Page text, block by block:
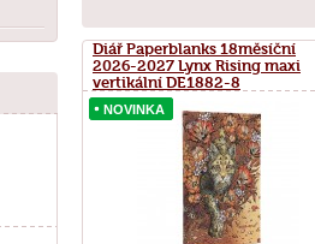
Diář Paperblanks 18měsíční
2026-2027 Lynx Rising maxi
vertikální DE1882-8
NOVINKA
NOVINKA